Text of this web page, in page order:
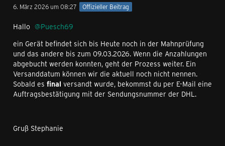
6. März 2026 um 08:27 Offizieller Beitrag
Hallo
Puesch69
ein Gerät befindet sich bis Heute noch in der Mahnprüfung
und das andere bis zum 09.03.2026. Wenn die Anzahlungen
abgebucht werden konnten, geht der Prozess weiter. Ein
Versanddatum können wir die aktuell noch nicht nennen.
Sobald es final versandt wurde, bekommst du per E-Mail eine
Auftragsbestätigung mit der Sendungsnummer der DHL.
Gruß Stephanie